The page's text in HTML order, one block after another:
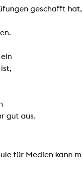
geschafft
gut aus.
für Medien kann